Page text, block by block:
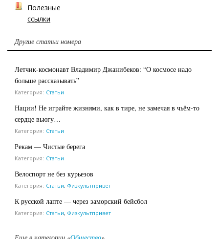
Полезные
ссылки
Другие статьи номера
Летчик-космонавт Владимир Джанибеков: “О космосе надо
больше рассказывать”
Категория: Статьи
Нации! Не играйте жизнями, как в тире, не замечая в чьём-то
сердце вьюгу…
Категория: Статьи
Рекам — Чистые берега
Категория: Статьи
Велоспорт не без курьезов
Категория: Статьи, Физкультпривет
К русской лапте — через заморский бейсбол
Категория: Статьи, Физкультпривет